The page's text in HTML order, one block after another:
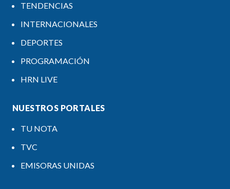
TENDENCIAS
INTERNACIONALES
DEPORTES
PROGRAMACIÓN
HRN LIVE
NUESTROS PORTALES
TU NOTA
TVC
EMISORAS UNIDAS